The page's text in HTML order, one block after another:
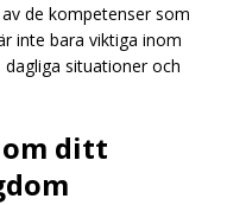
de kompetenser som
inte bara viktiga inom
situationer och
ditt